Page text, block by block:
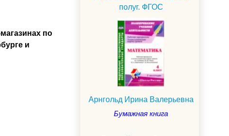
по
и
полуг. ФГОС
Арнгольд Ирина Валерьевна
Бумажная книга